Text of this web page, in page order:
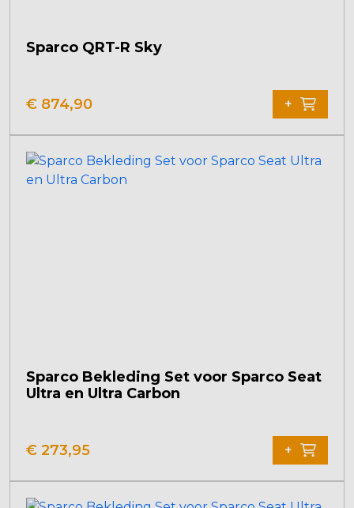
Sparco QRT-R Sky
€ 874,90 +
Sparco Bekleding Set voor Sparco Seat
Ultra en Ultra Carbon
€ 273,95 +